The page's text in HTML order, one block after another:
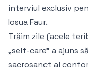
interviul exclusiv
Iosua Faur.
Trăim zile (acele
„self-care” a ajuns
sacrosanct al